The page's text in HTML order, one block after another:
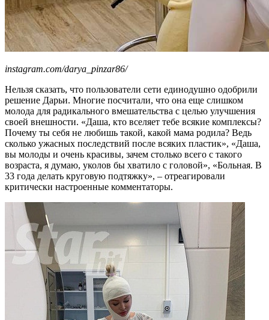
instagram.com/darya_pinzar86/
Нельзя сказать, что пользователи сети единодушно одобрили
решение Дарьи. Многие посчитали, что она еще слишком
молода для радикального вмешательства с целью улучшения
своей внешности. «Даша, кто вселяет тебе всякие комплексы?
Почему ты себя не любишь такой, какой мама родила? Ведь
сколько ужасных последствий после всяких пластик», «Даша,
вы молоды и очень красивы, зачем столько всего с такого
возраста, я думаю, уколов бы хватило с головой», «Больная. В
33 года делать круговую подтяжку», – отреагировали
критически настроенные комментаторы.